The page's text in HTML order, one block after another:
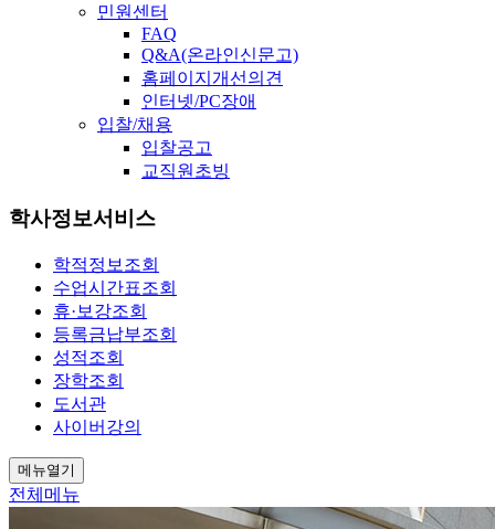
민원센터
FAQ
Q&A(온라인신문고)
홈페이지개선의견
인터넷/PC장애
입찰/채용
입찰공고
교직원초빙
학사정보서비스
학적정보조회
수업시간표조회
휴·보강조회
등록금납부조회
성적조회
장학조회
도서관
사이버강의
메뉴열기
전체메뉴